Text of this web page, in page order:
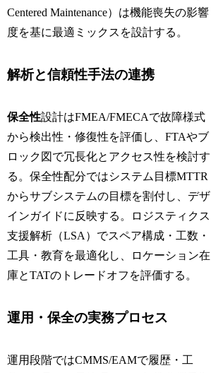
Centered Maintenance）は機能喪失の影響
度を基に最適ミックスを設計する。
解析と信頼性手法の連携
保全性設計はFMEA/FMECAで故障様式
から検出性・修復性を評価し、FTAやブ
ロック図で冗長化とアクセス性を検討す
る。保全性配分ではシステム目標MTTR
からサブシステムの目標を割付し、デザ
インガイドに反映する。ロジスティクス
支援解析（LSA）でスペア構成・工数・
工具・教育を最適化し、ロケーション在
庫とTATのトレードオフを評価する。
運用・保全の実務プロセス
運用段階ではCMMS/EAMで履歴・工